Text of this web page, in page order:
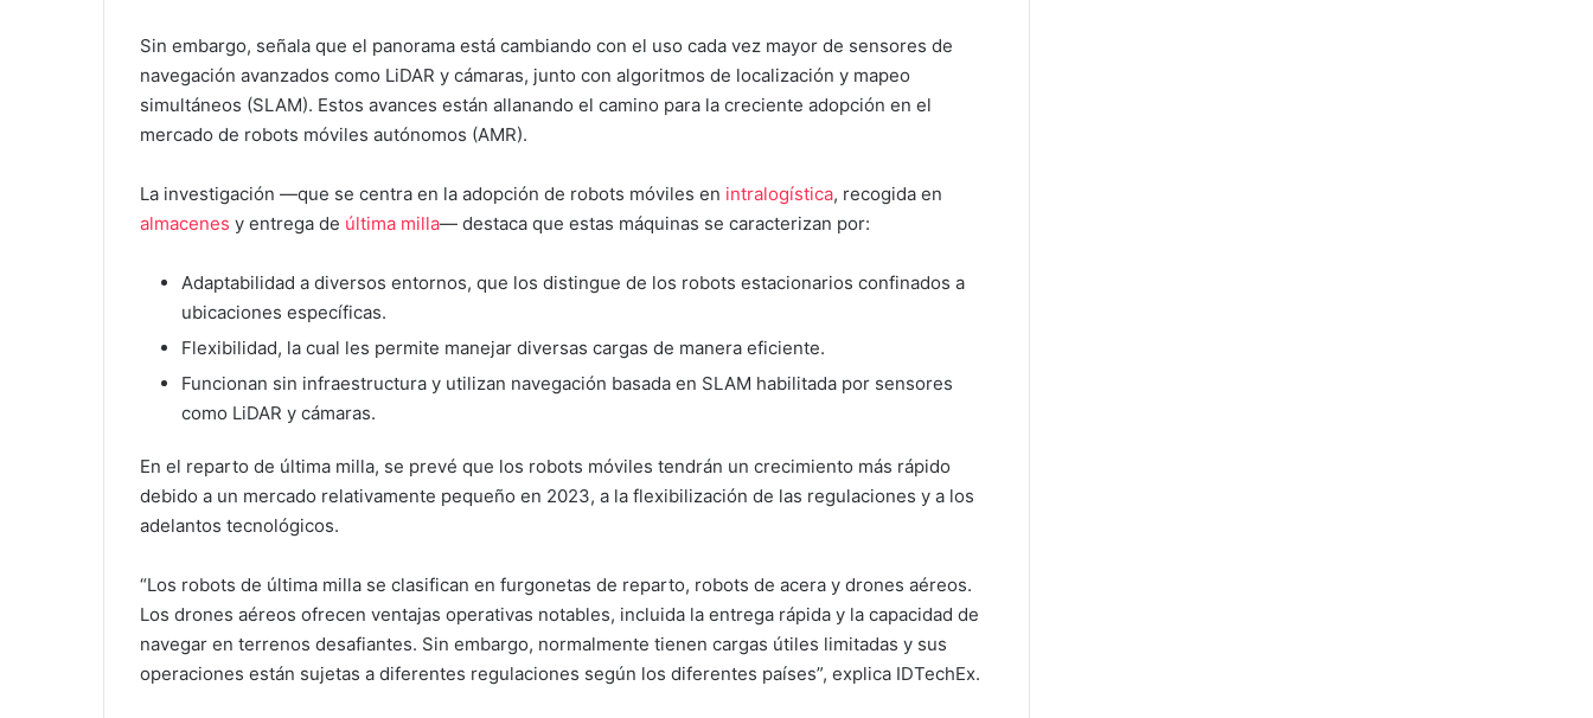
Sin embargo, señala que el panorama está cambiando con el uso cada vez mayor de sensores de
navegación avanzados como LiDAR y cámaras, junto con algoritmos de localización y mapeo
simultáneos (SLAM). Estos avances están allanando el camino para la creciente adopción en el
mercado de robots móviles autónomos (AMR).
La investigación —que se centra en la adopción de robots móviles en intralogística, recogida en
almacenes y entrega de última milla— destaca que estas máquinas se caracterizan por:
Adaptabilidad a diversos entornos, que los distingue de los robots estacionarios confinados a
ubicaciones específicas.
Flexibilidad, la cual les permite manejar diversas cargas de manera eficiente.
Funcionan sin infraestructura y utilizan navegación basada en SLAM habilitada por sensores
como LiDAR y cámaras.
En el reparto de última milla, se prevé que los robots móviles tendrán un crecimiento más rápido
debido a un mercado relativamente pequeño en 2023, a la flexibilización de las regulaciones y a los
adelantos tecnológicos.
“Los robots de última milla se clasifican en furgonetas de reparto, robots de acera y drones aéreos.
Los drones aéreos ofrecen ventajas operativas notables, incluida la entrega rápida y la capacidad de
navegar en terrenos desafiantes. Sin embargo, normalmente tienen cargas útiles limitadas y sus
operaciones están sujetas a diferentes regulaciones según los diferentes países”, explica IDTechEx.